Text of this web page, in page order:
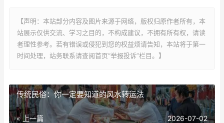
【声明：本站部分内容及图片来源于网络，版权归原作者所有，本
站展示仅供交流、学习之目的，不构成建议，不拥有所有权，请读
者理性参考。若有错误或侵犯到您的权益烦请告知，本站将于第一
时间处理，站务联系请查阅首页“举报投诉”栏目。】
传统民俗：你一定要知道的风水转运法
« 上一篇 2026-07-02